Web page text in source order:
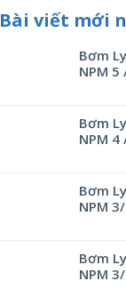
Bài viết mới
Bơm
NPM 5
Bơm
NPM 4
Bơm
NPM
Bơm
NPM